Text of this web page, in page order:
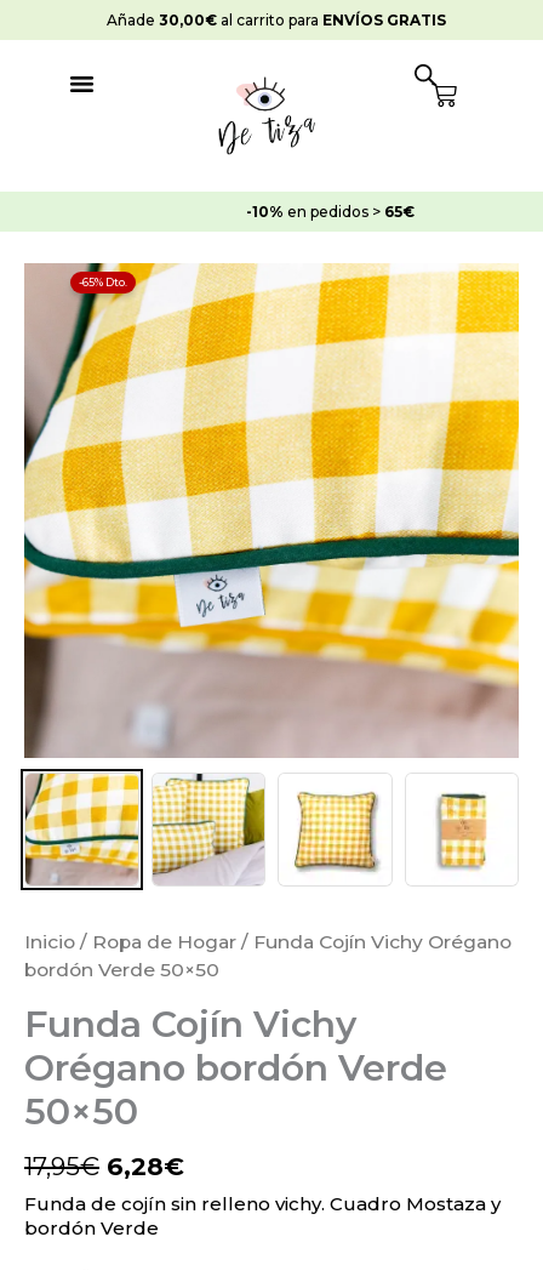
al
Añade 30,00€ al carrito para ENVÍOS GRATIS
Cart
en pedidos >65€
-65% Dto.
Inicio / Ropa de Hogar / Funda Cojín Vichy Orégano
bordón Verde 50×50
Funda Cojín Vichy
Orégano bordón Verde
50×50
17,95€
El
precio
original
era:
17,95€.
6,28€
El
precio
actual
es:
6,28€.
Funda de cojín sin relleno vichy. Cuadro Mostaza y
bordón Verde